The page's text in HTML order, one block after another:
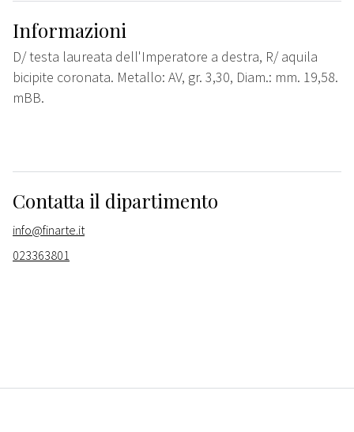
Informazioni
D/ testa laureata dell'Imperatore a destra, R/ aquila
bicipite coronata. Metallo: AV, gr. 3,30, Diam.: mm. 19,58.
mBB.
Contatta il dipartimento
info@finarte.it
023363801